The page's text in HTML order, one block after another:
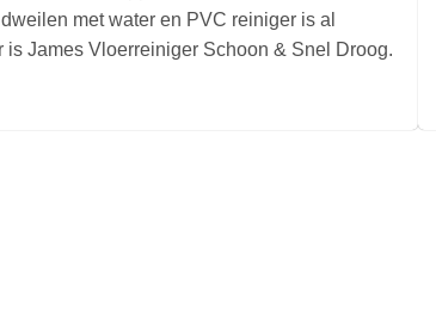
met water en PVC reiniger is al
James Vloerreiniger Schoon & Snel Droog.